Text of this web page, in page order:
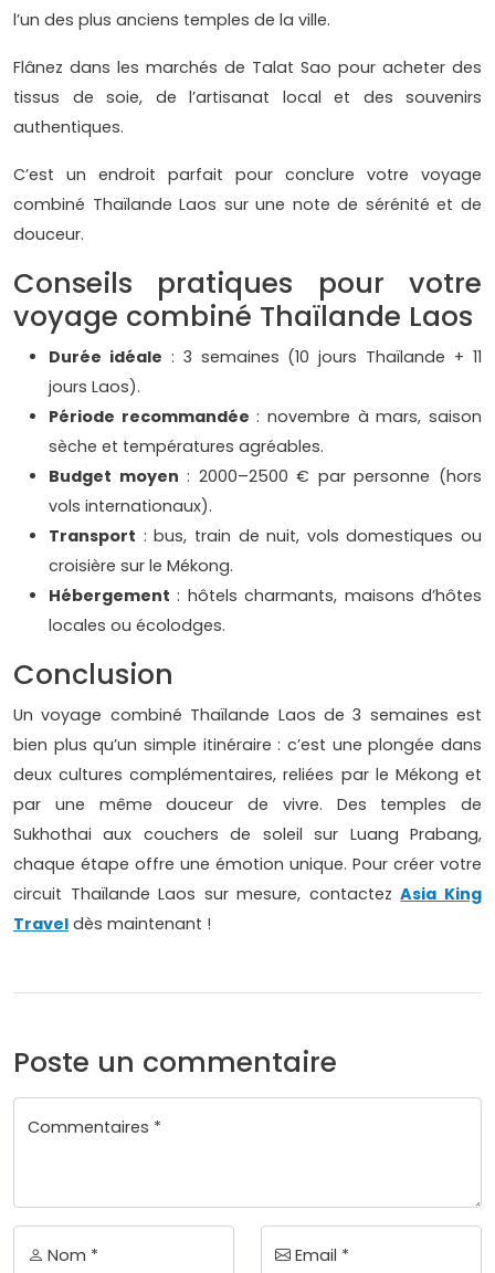
l’un des plus anciens temples de la ville.
Flânez dans les marchés de Talat Sao pour acheter des
tissus de soie, de l’artisanat local et des souvenirs
authentiques.
C’est un endroit parfait pour conclure votre voyage
combiné Thaïlande Laos sur une note de sérénité et de
douceur.
Conseils pratiques pour votre
voyage combiné Thaïlande Laos
Durée idéale : 3 semaines (10 jours Thaïlande + 11
jours Laos).
Période recommandée : novembre à mars, saison
sèche et températures agréables.
Budget moyen : 2000–2500 € par personne (hors
vols internationaux).
Transport : bus, train de nuit, vols domestiques ou
croisière sur le Mékong.
Hébergement : hôtels charmants, maisons d’hôtes
locales ou écolodges.
Conclusion
Un voyage combiné Thaïlande Laos de 3 semaines est
bien plus qu’un simple itinéraire : c’est une plongée dans
deux cultures complémentaires, reliées par le Mékong et
par une même douceur de vivre. Des temples de
Sukhothai aux couchers de soleil sur Luang Prabang,
chaque étape offre une émotion unique. Pour créer votre
circuit Thaïlande Laos sur mesure, contactezAsia King
Travel dès maintenant !
Poste un commentaire
Commentaires *
Nom * Email *